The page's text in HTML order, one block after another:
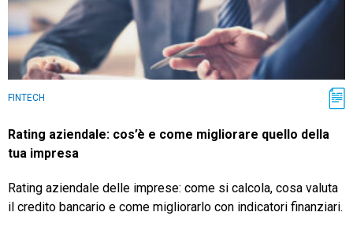
FINTECH
Rating aziendale: cos’è e come migliorare quello della
tua impresa
Rating aziendale delle imprese: come si calcola, cosa valuta
il credito bancario e come migliorarlo con indicatori finanziari.